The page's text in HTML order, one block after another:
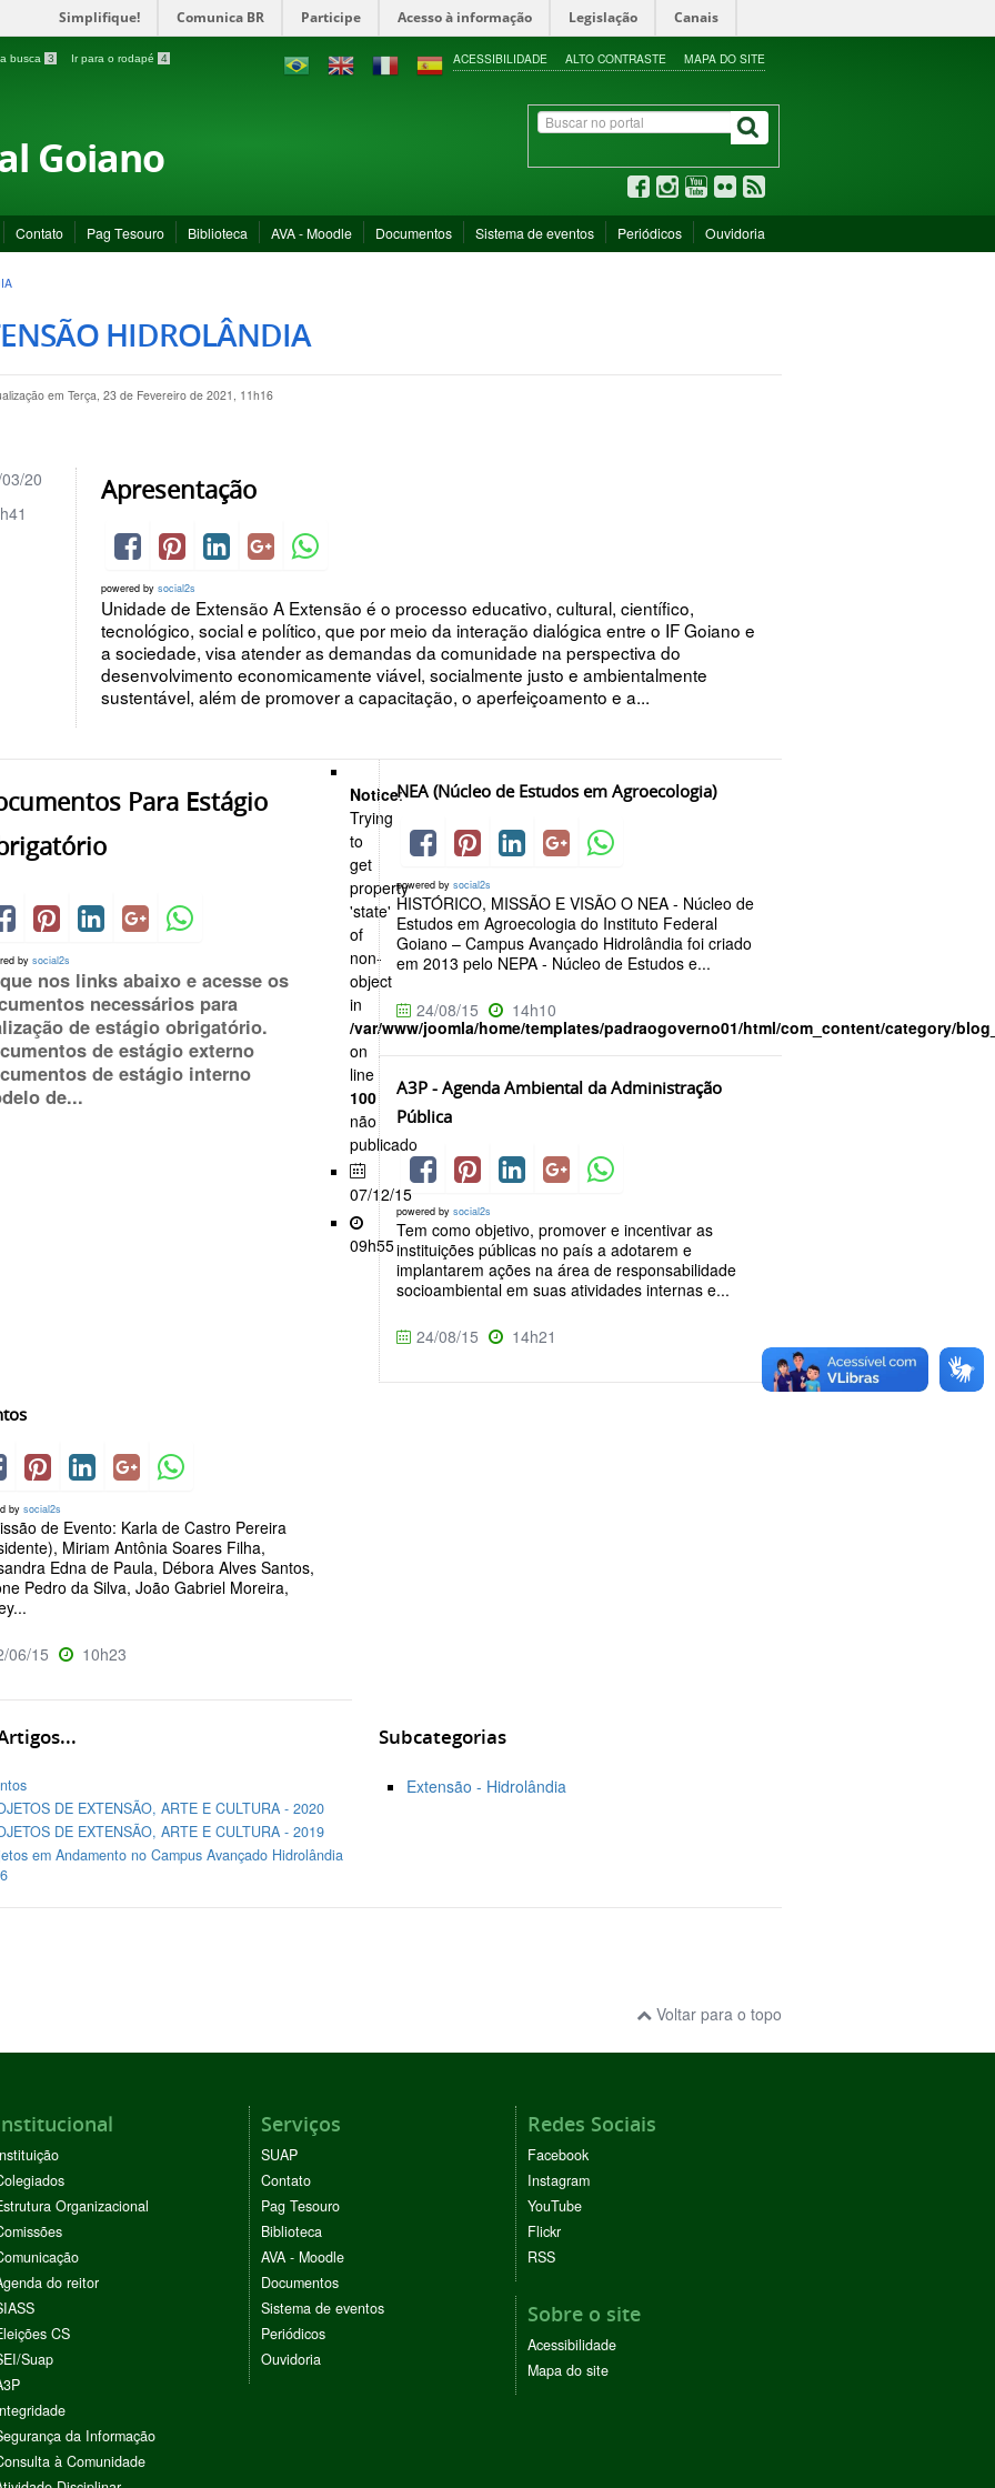
Simplifique! Comunica BR Participe Acesso à informação Legislação Canais
busca 3 Ir para o rodapé 4 ACESSIBILIDADE ALTO CONTRASTE MAPA DO SITE
Goiano
Contato Pag Tesouro Biblioteca AVA - Moodle Documentos Sistema de eventos Periódicos Ouvidoria
HIDROLÂNDIA
em Terça, 23 de Fevereiro de 2021, 11h16
Apresentação
powered bysocial2s
Unidade de Extensão A Extensão é o processo educativo, cultural, científico,
tecnológico, social e político, que por meio da interação dialógica entre o IF Goiano e
a sociedade, visa atender as demandas da comunidade na perspectiva do
desenvolvimento economicamente viável, socialmente justo e ambientalmente
sustentável, além de promover a capacitação, o aperfeiçoamento e a...
20
Para Estágio
bysocial2s
nos links abaixo e acesse os
necessários para
de estágio obrigatório.
de estágio externo
de estágio interno
de...
Notice:
Trying
to
get
property
'state'
of
non-
object
in
/var/www/joomla/home/templates/padraogoverno01/html/com_content/category/
on
line
100
não
publicado
07/12/15
09h55
NEA (Núcleo de Estudos em Agroecologia)
powered bysocial2s
HISTÓRICO, MISSÃO E VISÃO O NEA - Núcleo de
Estudos em Agroecologia do Instituto Federal
Goiano – Campus Avançado Hidrolândia foi criado
em 2013 pelo NEPA - Núcleo de Estudos e...
24/08/15 14h10
A3P - Agenda Ambiental da Administração
Pública
powered bysocial2s
Tem como objetivo, promover e incentivar as
instituições públicas no país a adotarem e
implantarem ações na área de responsabilidade
socioambiental em suas atividades internas e...
24/08/15 14h21
by social2s
de Evento: Karla de Castro Pereira
Miriam Antônia Soares Filha,
Edna de Paula, Débora Alves Santos,
Pedro da Silva, João Gabriel Moreira,
06/15 10h23
DE EXTENSÃO, ARTE E CULTURA - 2020
DE EXTENSÃO, ARTE E CULTURA - 2019
em Andamento no Campus Avançado Hidrolândia
Subcategorias
Extensão - Hidrolândia
Voltar para o topo
Organizacional
do reitor
CS
Suap
da Informação
à Comunidade
Serviços
SUAP
Contato
Pag Tesouro
Biblioteca
AVA - Moodle
Documentos
Sistema de eventos
Periódicos
Ouvidoria
Redes Sociais
Facebook
Instagram
YouTube
Flickr
RSS
Sobre o site
Acessibilidade
Mapa do site